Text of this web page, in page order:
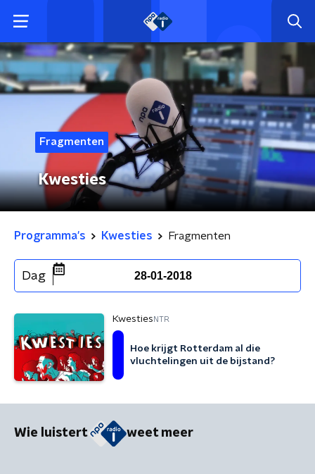
Fragmenten
Kwesties
Programma's Kwesties Fragmenten
Dag 28-01-2018
Kwesties NTR
Hoe krijgt Rotterdam al die
vluchtelingen uit de bijstand?
Wie luistert weet meer